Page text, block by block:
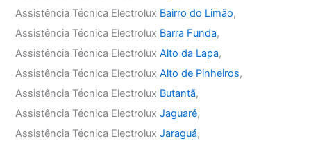
Assistência Técnica Electrolux Bairro do Limão,
Assistência Técnica Electrolux Barra Funda,
Assistência Técnica ElectroluxAlto da Lapa,
Assistência Técnica ElectroluxAlto de Pinheiros,
Assistência Técnica Electrolux Butantã,
Assistência Técnica ElectroluxJaguaré,
Assistência Técnica ElectroluxJaraguá,